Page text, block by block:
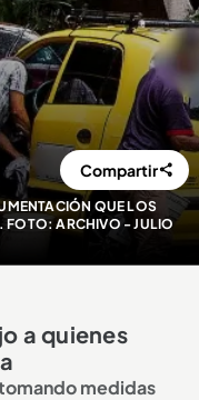
QUE LOS
FOTO: ARCHIVO - JULIO
Compartir
a quienes
medidas